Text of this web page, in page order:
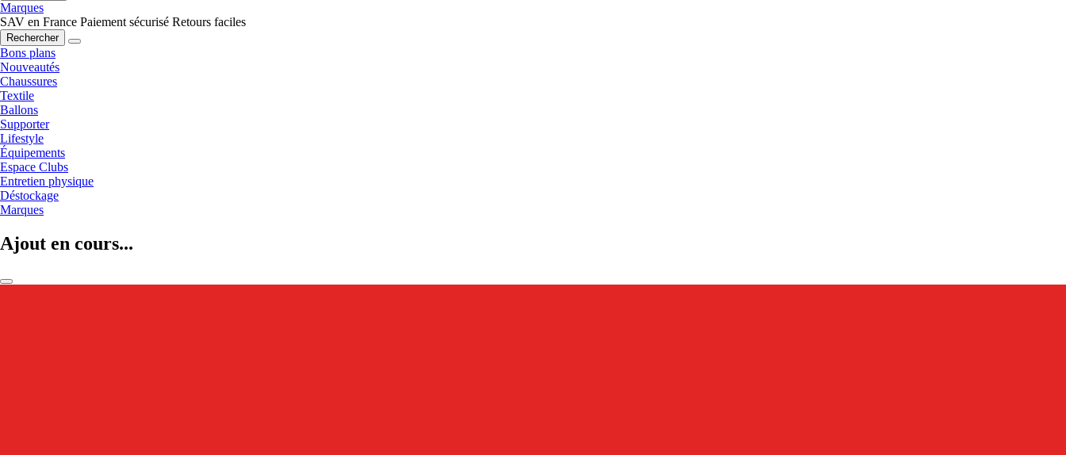
Marques
SAV en France Paiement sécurisé Retours faciles
Rechercher
Bons plans
Nouveautés
Chaussures
Textile
Ballons
Supporter
Lifestyle
Équipements
Espace Clubs
Entretien physique
Déstockage
Marques
Ajout en cours...